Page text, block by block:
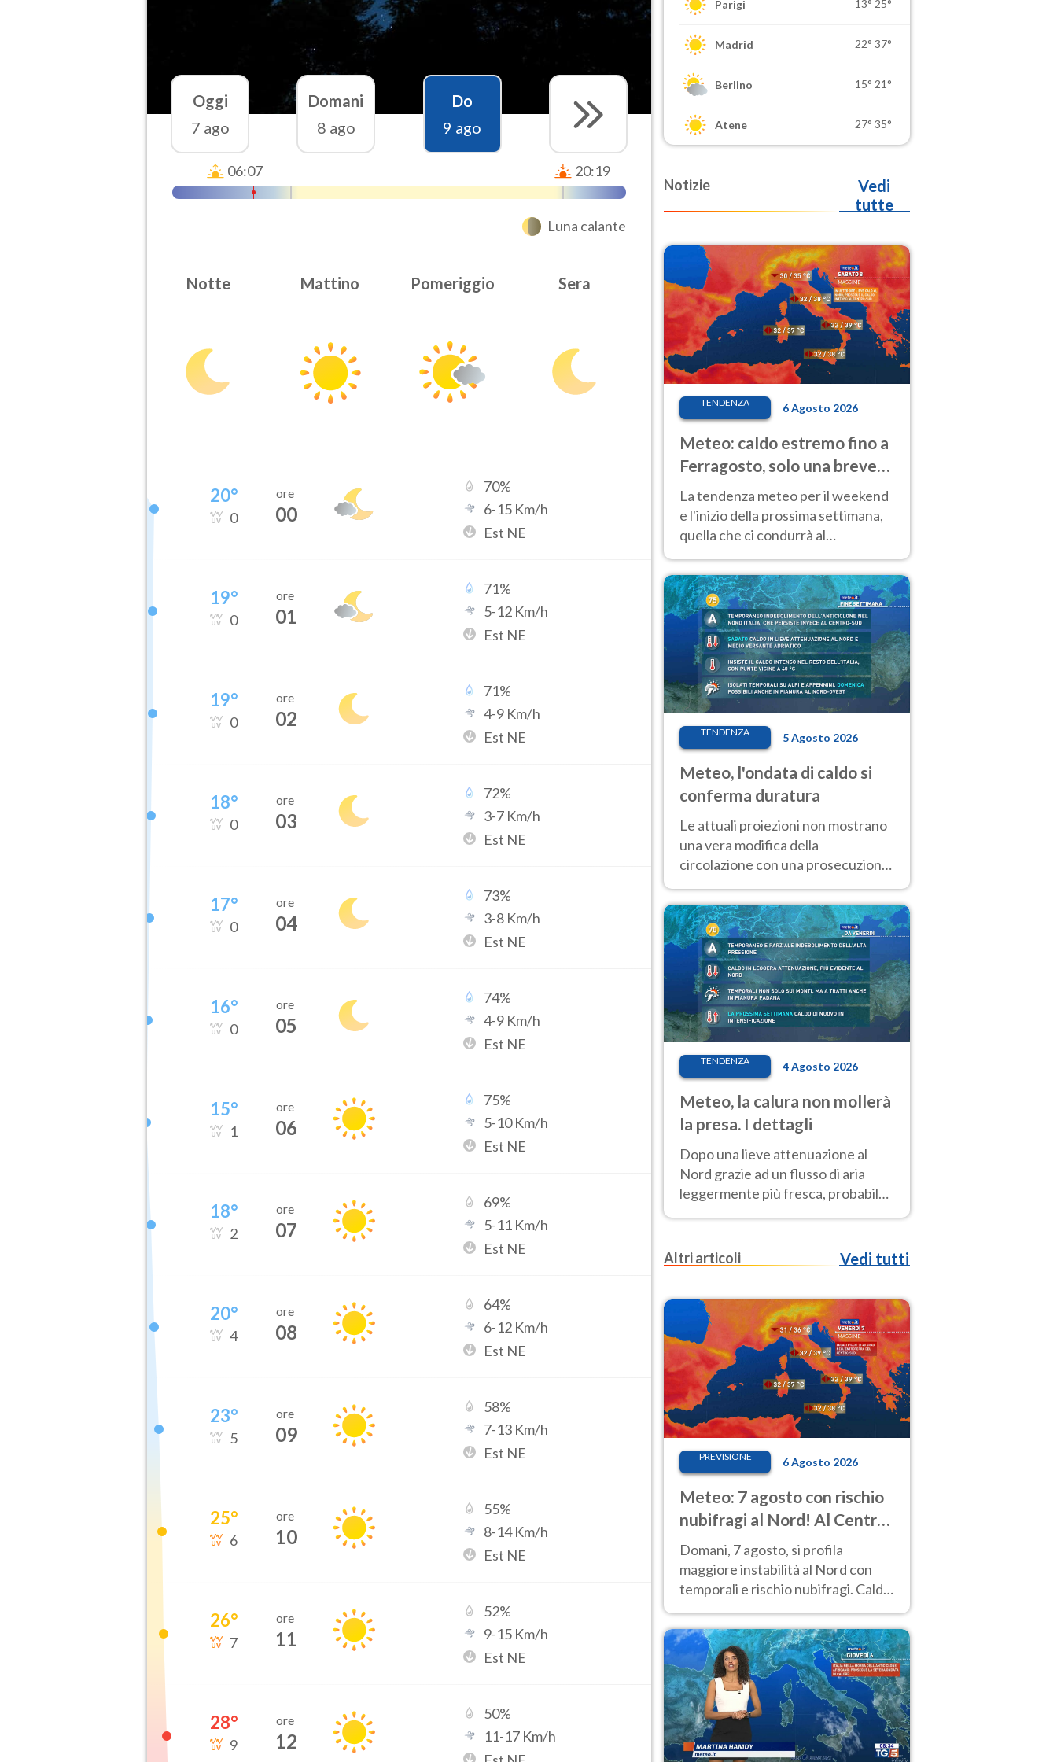
Oggi
7 ago
Domani
8 ago
Do
9 ago
06:07 20:19
Luna calante
Notte Mattino Pomeriggio Sera
20°
0
ore
00
70%
6-15 Km/h
Est NE
19°
0
ore
01
71%
5-12 Km/h
Est NE
19°
0
ore
02
71%
4-9 Km/h
Est NE
18°
0
ore
03
72%
3-7 Km/h
Est NE
17°
0
ore
04
73%
3-8 Km/h
Est NE
16°
0
ore
05
74%
4-9 Km/h
Est NE
15°
1
ore
06
75%
5-10Km/h
Est NE
18°
2
ore
07
69%
5-11 Km/h
Est NE
20°
4
ore
08
64%
6-12 Km/h
Est NE
23°
5
ore
09
58%
7-13 Km/h
Est NE
25°
6
ore
10
55%
8-14Km/h
Est NE
26°
7
ore
11
52%
9-15 Km/h
Est NE
28°
9
ore
12
50%
11-17 Km/h
Parigi 13° 25°
Madrid 22° 37°
Berlino 15° 21°
Atene 27° 35°
Notizie
Vedi
tutte
TENDENZA 6 Agosto 2026
Meteo: caldo estremo fino a
Ferragosto, solo una breve
pausa. Ecco dove
La tendenza meteo per il weekend
e l'inizio della prossima settimana,
quella che ci condurrà al
temperature molto elevate
TENDENZA 5 Agosto 2026
Meteo, l'ondata di caldo si
conferma duratura
Le attuali proiezioni non mostrano
una vera modifica della
circolazione con una prosecuzione
giorni, compresa la settimana di
Ferragosto
TENDENZA 4 Agosto 2026
Meteo, la calura non mollerà
la presa. I dettagli
Dopo una lieve attenuazione al
Nord grazie ad un flusso di aria
leggermente più fresca, probabile
nuovo rinforzo dell’anticiclone
Altri articoli
Vedi tutti
PREVISIONE 6 Agosto 2026
Meteo: 7 agosto con rischio
nubifragi al Nord! Al Centro-
Sud caldo estremo
Domani, 7 agosto, si profila
maggiore instabilità al Nord con
temporali e rischio nubifragi. Caldo
previsioni.